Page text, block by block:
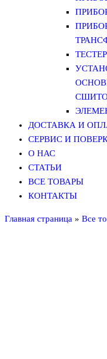
ДОСТАВКА И
СЕРВИС И
О НАС
СТАТЬИ
ВСЕ ТОВАРЫ
КОНТАКТЫ
Главная страница » Все